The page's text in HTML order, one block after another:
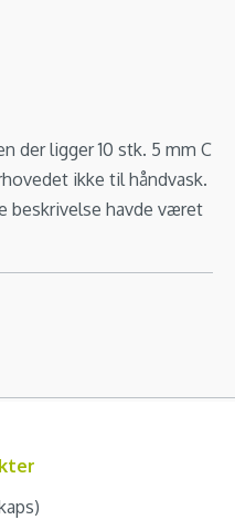
der ligger 10 stk. 5 mm C
ikke til håndvask.
beskrivelse havde været